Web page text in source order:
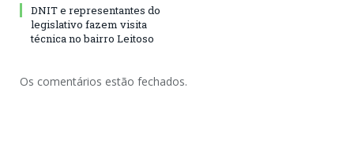
DNIT e representantes do
legislativo fazem visita
técnica no bairro Leitoso
Os comentários estão fechados.